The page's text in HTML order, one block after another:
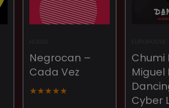
Negrocan –
Cada Vez
★★★★★
Chumi
Miguel
Cyber